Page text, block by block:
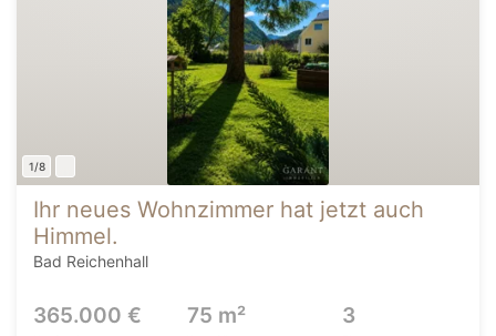
1/8
Ihr neues Wohnzimmer hat jetzt auch
Himmel.
Bad Reichenhall
365.000 € 75 m² 3